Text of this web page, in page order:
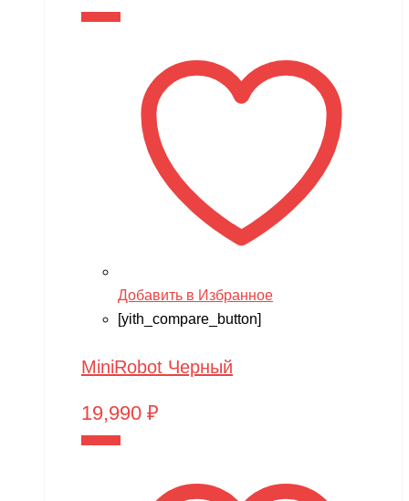
Добавить в Избранное
[yith_compare_button]
MiniRobot Черный
19,990 ₽